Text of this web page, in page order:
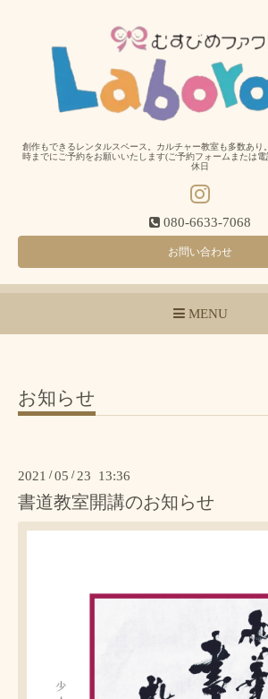
創作もできるレンタルスペース。カルチャー教室も多数あり
時までにご予約をお願いいたします(ご予約フォームまたは
休日
080-6633-7068
お問い合わせ
MENU
お知らせ
2021 /05 / 23 13:36
書道教室開講のお知らせ